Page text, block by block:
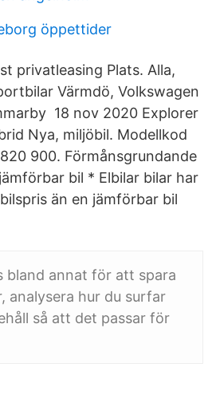
öppettider
privatleasing Plats. Alla,
Värmdö, Volkswagen
18 nov 2020 Explorer
Nya, miljöbil. Modellkod
900. Förmånsgrundande
bil * Elbilar bilar har
än en jämförbar bil
bland annat för att spara
analysera hur du surfar
så att det passar för